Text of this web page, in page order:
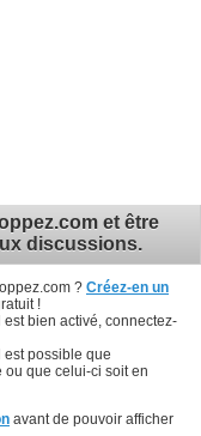
et être
discussions.
? Créez-en un
!
bien activé, connectez-
est possible que
ou que celui-ci soit en
avant de pouvoir afficher